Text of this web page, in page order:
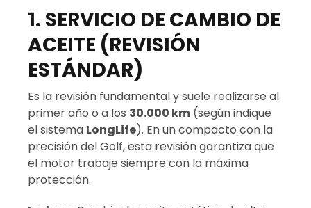
1. SERVICIO DE CAMBIO DE
ACEITE (REVISIÓN
ESTÁNDAR)
Es la revisión fundamental y suele realizarse al
primer año o a los 30.000 km (según indique
el sistema LongLife). En un compacto con la
precisión del Golf, esta revisión garantiza que
el motor trabaje siempre con la máxima
protección.